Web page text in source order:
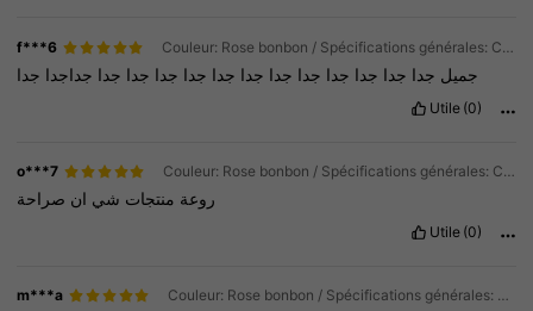
f***6 Couleur: Rose bonbon / Spécifications générales: Chaussettes et gants
جميل جدا جدا جدا جدا جدا جدا جدا جدا جدا جدا جدا جدا جداجدا جدا
Utile (0)
o***7 Couleur: Rose bonbon / Spécifications générales: Chaussettes et gants
روعة منتجات شي ان صراحة
Utile (0)
m***a Couleur: Rose bonbon / Spécifications générales: Chaussettes et gants